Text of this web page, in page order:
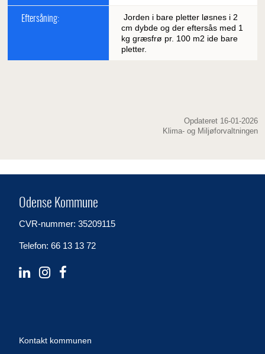
Eftersåning:
Jorden i bare pletter løsnes i 2
cm dybde og der eftersås med 1
kg græsfrø pr. 100 m2 ide bare
pletter.
Opdateret 16-01-2026
Klima- og Miljøforvaltningen
Odense Kommune
CVR-nummer: 35209115
Telefon: 66 13 13 72
Kontakt kommunen